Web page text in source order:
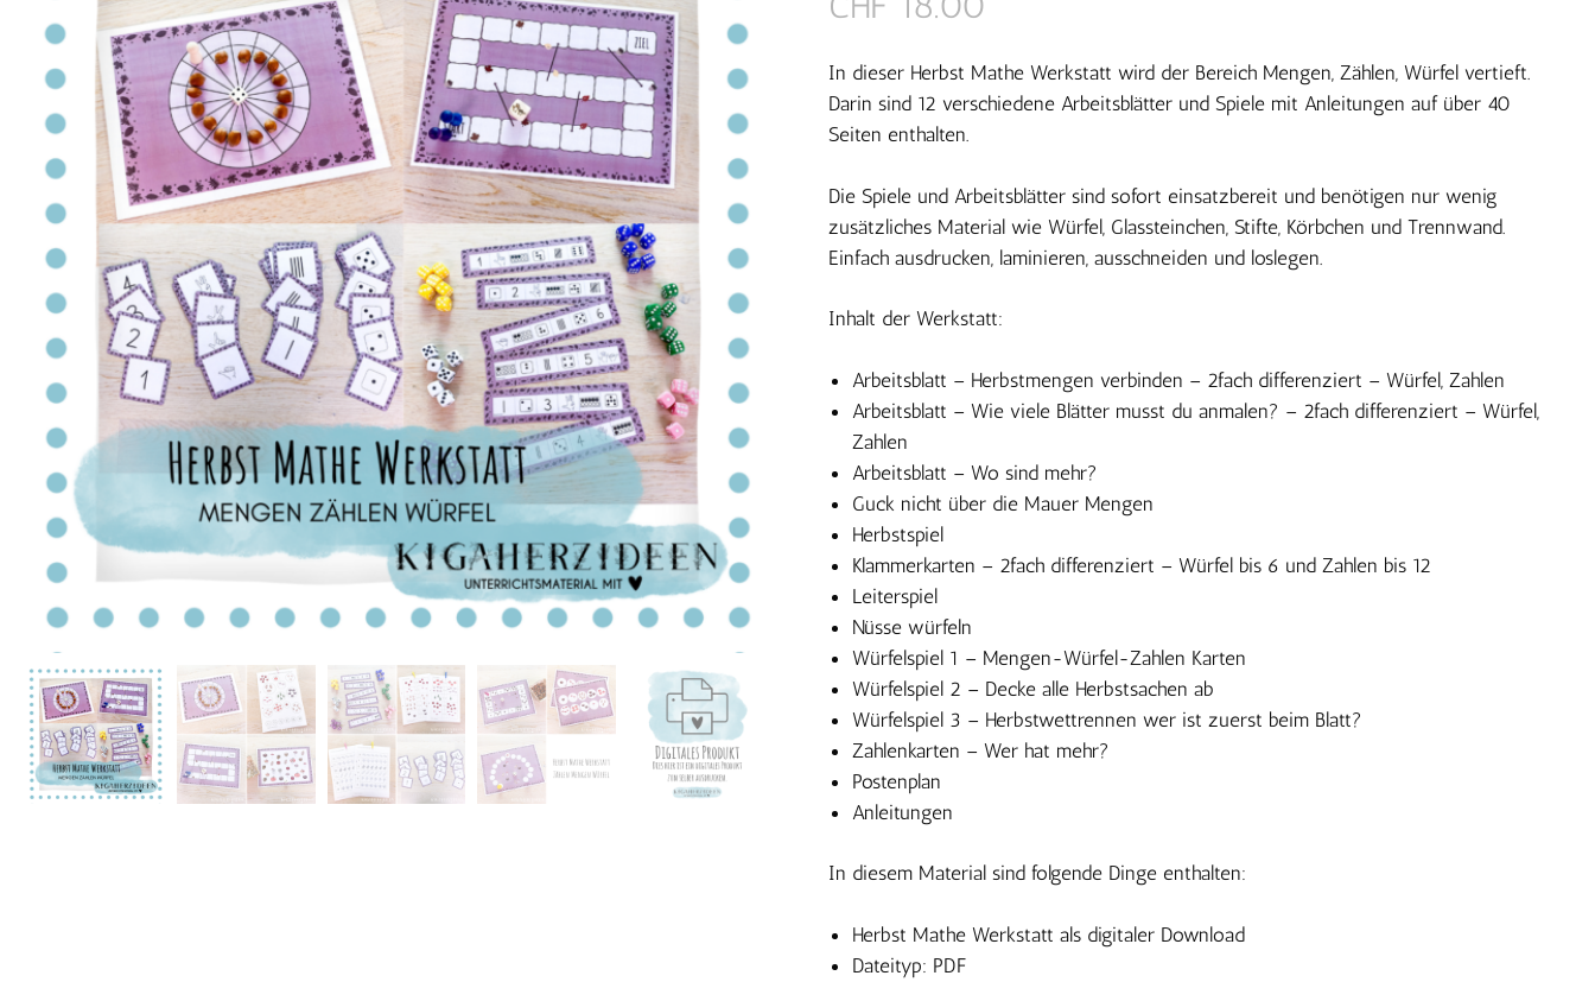
In dieser Herbst Mathe Werkstatt wird der Bereich Mengen, Zählen, Würfel vertieft.
Darin sind 12 verschiedene Arbeitsblätter und Spiele mit Anleitungen auf über 40
Seiten enthalten.
Die Spiele und Arbeitsblätter sind sofort einsatzbereit und benötigen nur wenig
zusätzliches Material wie Würfel, Glassteinchen, Stifte, Körbchen und Trennwand.
Einfach ausdrucken, laminieren, ausschneiden und loslegen.
Inhalt der Werkstatt:
Arbeitsblatt – Herbstmengen verbinden – 2fach differenziert – Würfel, Zahlen
Arbeitsblatt – Wie viele Blätter musst du anmalen? – 2fach differenziert – Würfel,
Zahlen
Arbeitsblatt – Wo sind mehr?
Guck nicht über die Mauer Mengen
Herbstspiel
Klammerkarten – 2fach differenziert – Würfel bis 6 und Zahlen bis 12
Leiterspiel
Nüsse würfeln
Würfelspiel 1 – Mengen-Würfel-Zahlen Karten
Würfelspiel 2 – Decke alle Herbstsachen ab
Würfelspiel 3 – Herbstwettrennen wer ist zuerst beim Blatt?
Zahlenkarten – Wer hat mehr?
Postenplan
Anleitungen
In diesem Material sind folgende Dinge enthalten:
Herbst Mathe Werkstatt als digitaler Download
Dateityp: PDF